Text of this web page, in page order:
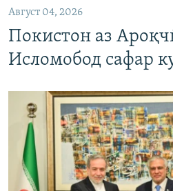
Август 04, 2026
Покистон аз
Исломобод сафар